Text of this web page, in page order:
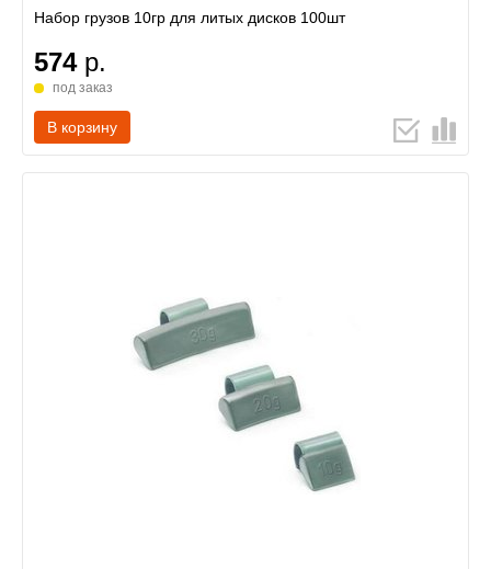
Набор грузов 10гр для литых дисков 100шт
574р.
под заказ
В корзину